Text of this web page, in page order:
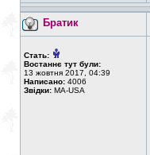
Братик
Стать:
Востаннє тут були:
13 жовтня 2017, 04:39
Написано: 4006
Звідки: MA-USA